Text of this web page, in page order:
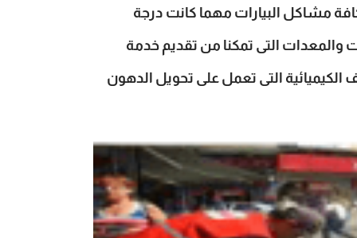
مشاكل البيارات مهما كانت درجة
والمعدات التى تمكنا من تقديم خدمة
الكيميائية التى تعمل على تحويل الدهون